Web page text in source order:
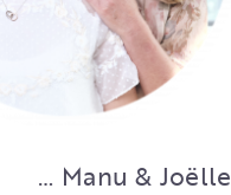
… Manu & Joëlle